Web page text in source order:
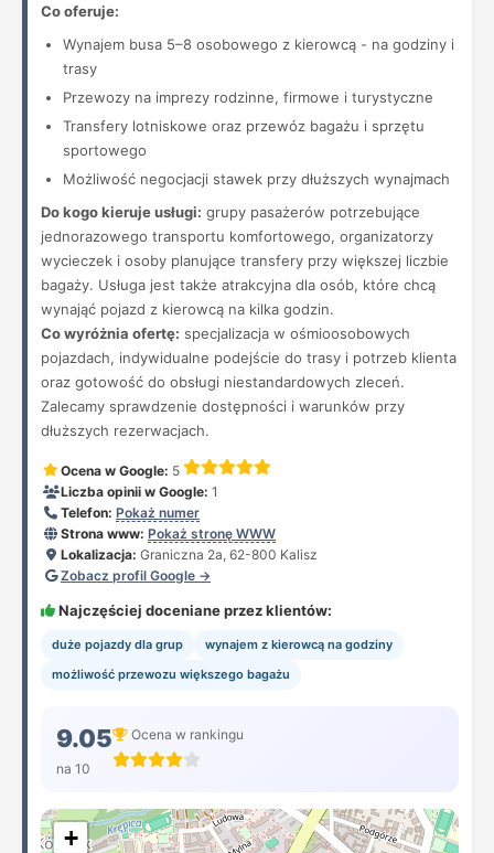
Co oferuje:
Wynajem busa 5–8 osobowego z kierowcą - na godziny i
trasy
Przewozy na imprezy rodzinne, firmowe i turystyczne
Transfery lotniskowe oraz przewóz bagażu i sprzętu
sportowego
Możliwość negocjacji stawek przy dłuższych wynajmach
Do kogo kieruje usługi: grupy pasażerów potrzebujące
jednorazowego transportu komfortowego, organizatorzy
wycieczek i osoby planujące transfery przy większej liczbie
bagaży. Usługa jest także atrakcyjna dla osób, które chcą
wynająć pojazd z kierowcą na kilka godzin.
Co wyróżnia ofertę: specjalizacja w ośmioosobowych
pojazdach, indywidualne podejście do trasy i potrzeb klienta
oraz gotowość do obsługi niestandardowych zleceń.
Zalecamy sprawdzenie dostępności i warunków przy
dłuższych rezerwacjach.
Ocena w Google: 5
Liczba opinii w Google: 1
Telefon: Pokaż numer
Strona www: Pokaż stronę WWW
Lokalizacja: Graniczna 2a, 62-800 Kalisz
Zobacz profil Google →
Najczęściej doceniane przez klientów:
duże pojazdy dla grup
wynajem z kierowcą na godziny
możliwość przewozu większego bagażu
9.05
na 10
Ocena w rankingu
+